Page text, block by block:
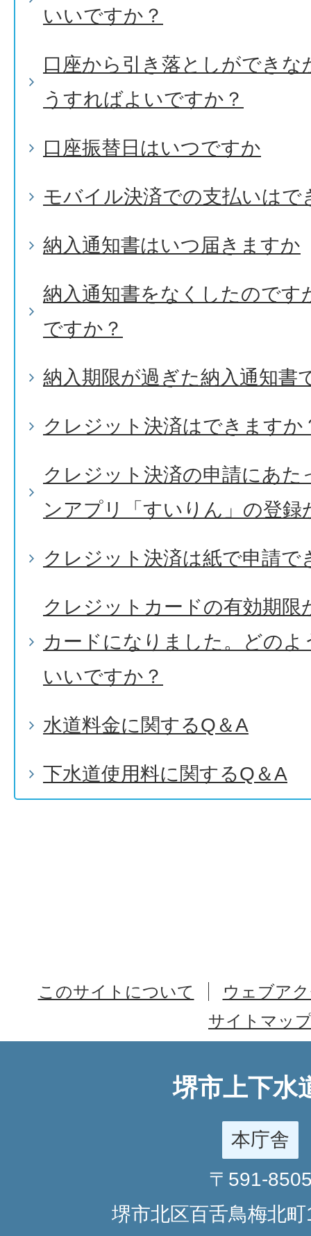
いいですか？
口座から引き落としができ
うすればよいですか？
口座振替日はいつですか
モバイル決済での支払いはで
納入通知書はいつ届きますか
納入通知書をなくしたのです
ですか？
納入期限が過ぎた納入通知書
クレジット決済はできますか
クレジット決済の申請にあ
ンアプリ「すいりん」の登録
クレジット決済は紙で申請で
クレジットカードの有効期限
カードになりました。どの
いいですか？
水道料金に関するQ＆A
下水道使用料に関するQ＆A
このサイトについて
ウェブア
サイトマッ
堺市上下水
本庁舎
〒591-
堺市北区百舌鳥梅北